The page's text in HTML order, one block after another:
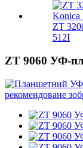
ZT
512I
ZT 9060 УФ-